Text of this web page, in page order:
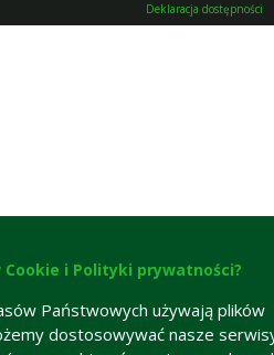
Deklaracja dostępności
i Polityki prywatności?
Państwowych używają plików
dostosowywać nasze